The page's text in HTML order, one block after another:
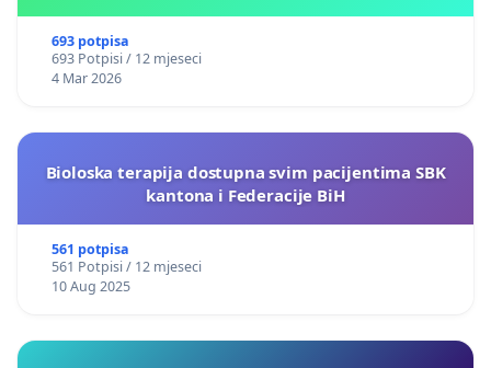
693 potpisa
693 Potpisi / 12 mjeseci
4 Mar 2026
Bioloska terapija dostupna svim pacijentima SBK
kantona i Federacije BiH
561 potpisa
561 Potpisi / 12 mjeseci
10 Aug 2025